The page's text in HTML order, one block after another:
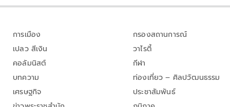
การเมือง
เปลว สีเงิน
คอลัมนิสต์
บทความ
เศรษฐกิจ
กรองสถานการณ์
วาไรตี้
กีฬา
ท่องเที่ยว – ศิลปวัฒนธรรม
ประชาสัมพันธ์